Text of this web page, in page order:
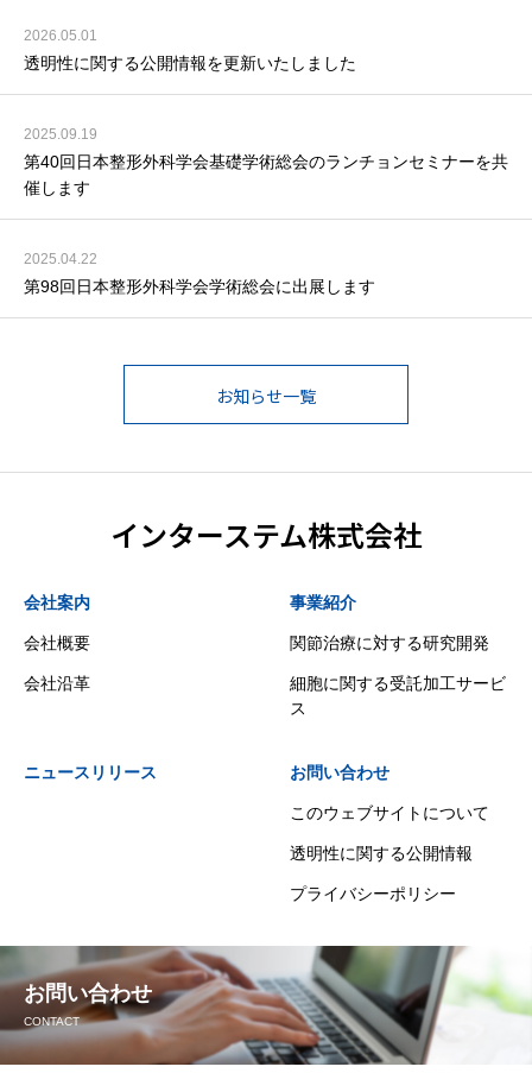
2026.05.01
透明性に関する公開情報を更新いたしました
2025.09.19
第40回日本整形外科学会基礎学術総会のランチョンセミナーを共
催します
2025.04.22
第98回日本整形外科学会学術総会に出展します
お知らせ一覧
インターステム株式会社
会社案内
会社概要
会社沿革
事業紹介
関節治療に対する研究開発
細胞に関する受託加工サービ
ス
ニュースリリース お問い合わせ
このウェブサイトについて
透明性に関する公開情報
プライバシーポリシー
お問い合わせ
CONTACT